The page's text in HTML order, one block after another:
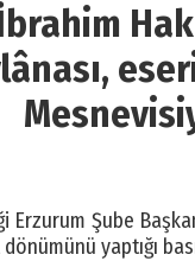
Şube
yaptığı